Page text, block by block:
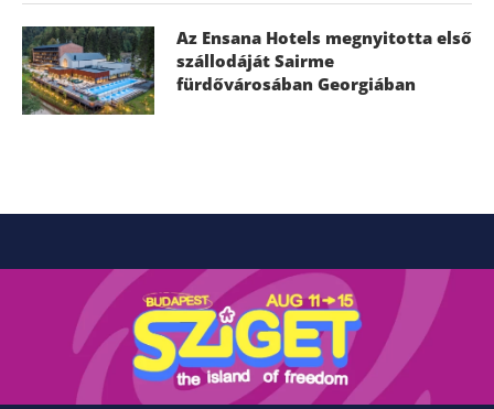
Az Ensana Hotels megnyitotta első
szállodáját Sairme
fürdővárosában Georgiában